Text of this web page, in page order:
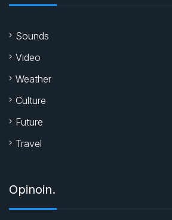
Sounds
Video
Weather
Culture
Future
Travel
Opinoin.